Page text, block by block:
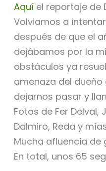
Aquí el reportaje de
Volviamos a
después de que el
dejábamos por la
obstáculos ya
amenaza del dueño
dejarnos pasar y
Fotos de Fer Delval,
Dalmiro, Reda y
Mucha afluencia de
En total, unos 65